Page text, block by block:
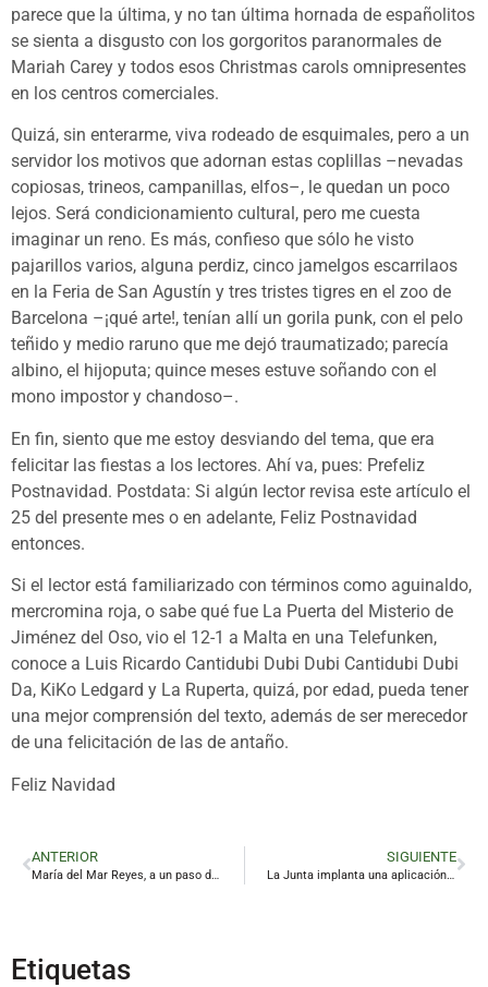
parece que la última, y no tan última hornada de españolitos
se sienta a disgusto con los gorgoritos paranormales de
Mariah Carey y todos esos Christmas carols omnipresentes
en los centros comerciales.
Quizá, sin enterarme, viva rodeado de esquimales, pero a un
servidor los motivos que adornan estas coplillas –nevadas
copiosas, trineos, campanillas, elfos–, le quedan un poco
lejos. Será condicionamiento cultural, pero me cuesta
imaginar un reno. Es más, confieso que sólo he visto
pajarillos varios, alguna perdiz, cinco jamelgos escarrilaos
en la Feria de San Agustín y tres tristes tigres en el zoo de
Barcelona –¡qué arte!, tenían allí un gorila punk, con el pelo
teñido y medio raruno que me dejó traumatizado; parecía
albino, el hijoputa; quince meses estuve soñando con el
mono impostor y chandoso–.
En fin, siento que me estoy desviando del tema, que era
felicitar las fiestas a los lectores. Ahí va, pues: Prefeliz
Postnavidad. Postdata: Si algún lector revisa este artículo el
25 del presente mes o en adelante, Feliz Postnavidad
entonces.
Si el lector está familiarizado con términos como aguinaldo,
mercromina roja, o sabe qué fue La Puerta del Misterio de
Jiménez del Oso, vio el 12-1 a Malta en una Telefunken,
conoce a Luis Ricardo Cantidubi Dubi Dubi Cantidubi Dubi
Da, KiKo Ledgard y La Ruperta, quizá, por edad, pueda tener
una mejor comprensión del texto, además de ser merecedor
de una felicitación de las de antaño.
Feliz Navidad
ANTERIOR
María del Mar Reyes, a un paso de la gloria
SIGUIENTE
La Junta implanta una aplicación para móvil para descubrir Cástulo
Etiquetas